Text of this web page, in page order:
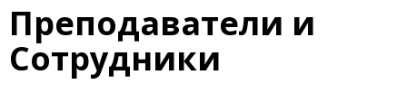
Преподаватели и
Сотрудники